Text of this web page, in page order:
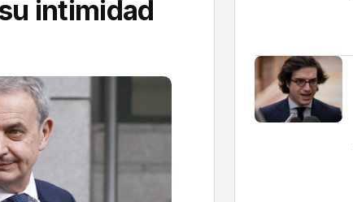
intimidad